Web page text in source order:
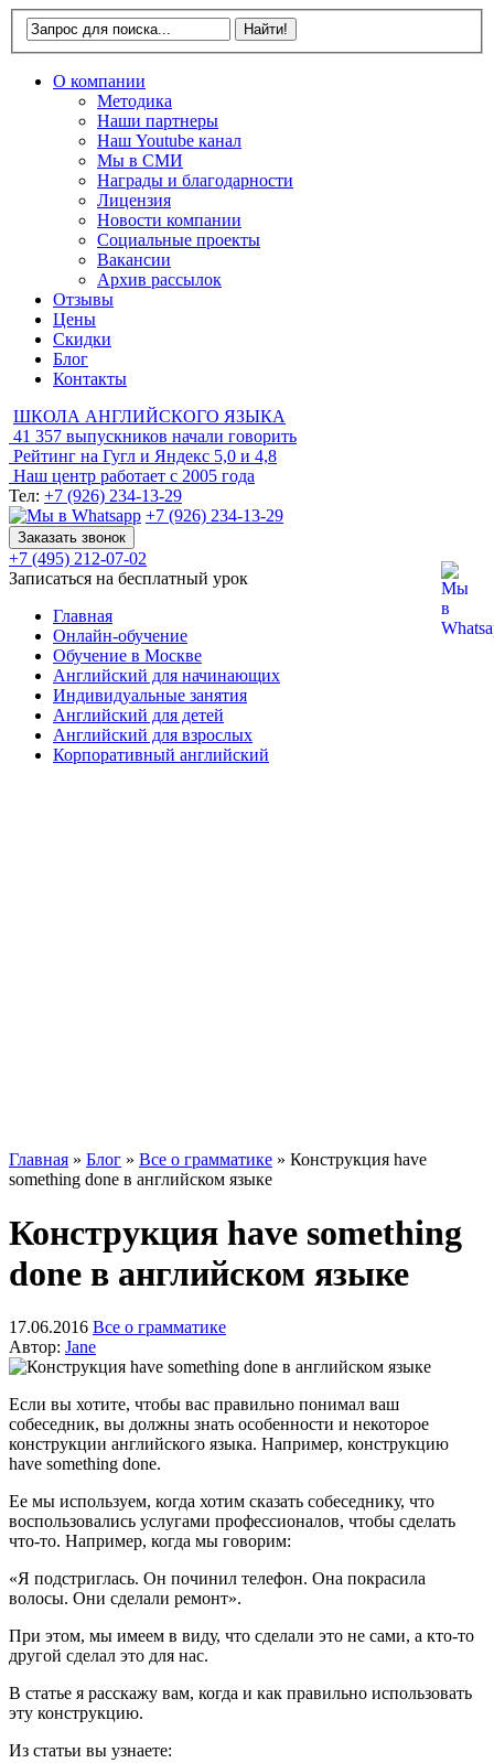
О компании
Методика
Наши партнеры
Наш Youtube канал
Мы в СМИ
Награды и благодарности
Лицензия
Новости компании
Социальные проекты
Вакансии
Архив рассылок
Отзывы
Цены
Скидки
Блог
Контакты
ШКОЛА АНГЛИЙСКОГО ЯЗЫКА
41 357 выпускников начали говорить
Рейтинг на Гугл и Яндекс 5,0 и 4,8
Наш центр работает с 2005 года
Тел: +7 (926) 234-13-29
+7 (926) 234-13-29
Заказать звонок
+7 (495) 212-07-02
Записаться на бесплатный урок
Главная
Онлайн-обучение
Обучение в Москве
Английский для начинающих
Индивидуальные занятия
Английский для детей
Английский для взрослых
Корпоративный английский
Главная » Блог » Все о грамматике » Конструкция have
something done в английском языке
Конструкция have something
done в английском языке
17.06.2016 Все о грамматике
Автор: Jane
Если вы хотите, чтобы вас правильно понимал ваш
собеседник, вы должны знать особенности и некоторое
конструкции английского языка. Например, конструкцию
have something done.
Ее мы используем, когда хотим сказать собеседнику, что
воспользовались услугами профессионалов, чтобы сделать
что-то. Например, когда мы говорим:
«Я подстриглась. Он починил телефон. Она покрасила
волосы. Они сделали ремонт».
При этом, мы имеем в виду, что сделали это не сами, а кто-то
другой сделал это для нас.
В статье я расскажу вам, когда и как правильно использовать
эту конструкцию.
Из статьи вы узнаете: